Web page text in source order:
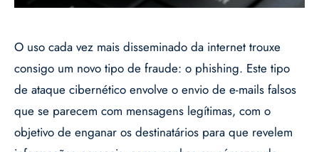
O uso cada vez mais disseminado da internet trouxe
consigo um novo tipo de fraude: o phishing. Este tipo
de ataque cibernético envolve o envio de e-mails falsos
que se parecem com mensagens legítimas, com o
objetivo de enganar os destinatários para que revelem